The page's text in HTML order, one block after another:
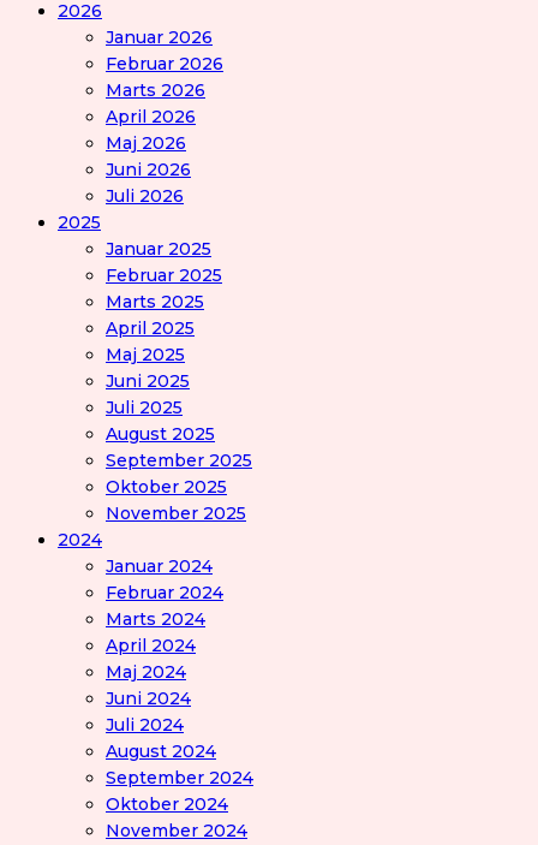
2026
Januar 2026
Februar 2026
Marts 2026
April 2026
Maj 2026
Juni 2026
Juli 2026
2025
Januar 2025
Februar 2025
Marts 2025
April 2025
Maj 2025
Juni 2025
Juli 2025
August 2025
September 2025
Oktober 2025
November 2025
2024
Januar 2024
Februar 2024
Marts 2024
April 2024
Maj 2024
Juni 2024
Juli 2024
August 2024
September 2024
Oktober 2024
November 2024